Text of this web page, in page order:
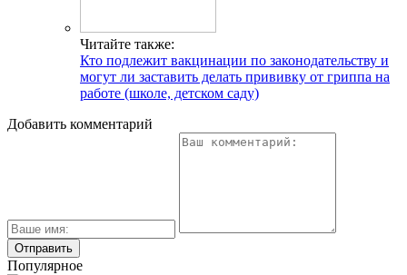
Читайте также:
Кто подлежит вакцинации по законодательству и
могут ли заставить делать прививку от гриппа на
работе (школе, детском саду)
Добавить комментарий
Популярное